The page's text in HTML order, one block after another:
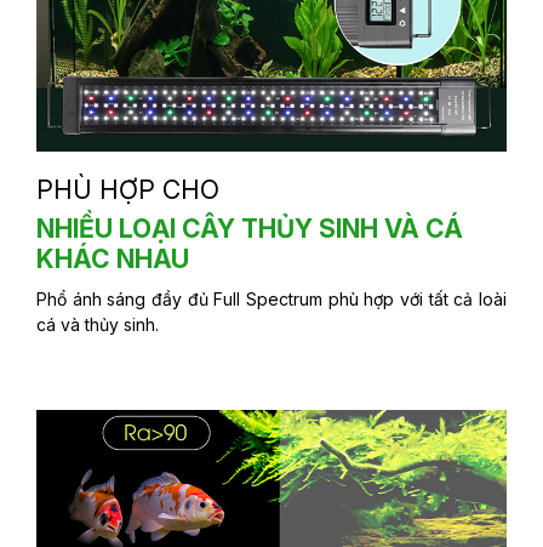
PHÙ HỢP CHO
NHIỀU LOẠI CÂY THỦY SINH VÀ CÁ
KHÁC NHAU
Phổ ánh sáng đầy đủ Full Spectrum phù hợp với tất cả loài
cá và thủy sinh.